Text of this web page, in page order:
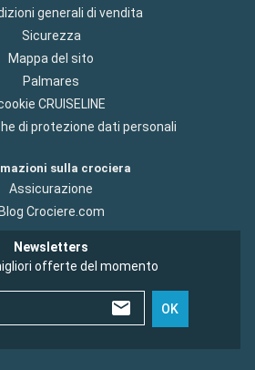
generali di vendita
Sicurezza
Mappa del sito
Palmares
CRUISELINE
di protezione dati personali
sulla crociera
Assicurazione
Blog Crociere.com
Newsletters
offerte del momento
OK